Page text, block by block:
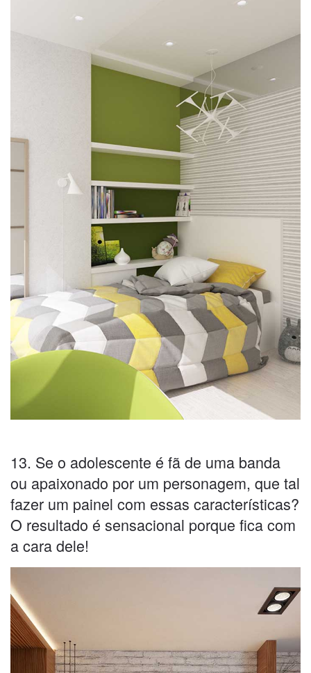
13. Se o adolescente é fã de uma banda
ou apaixonado por um personagem, que tal
fazer um painel com essas características?
O resultado é sensacional porque fica com
a cara dele!